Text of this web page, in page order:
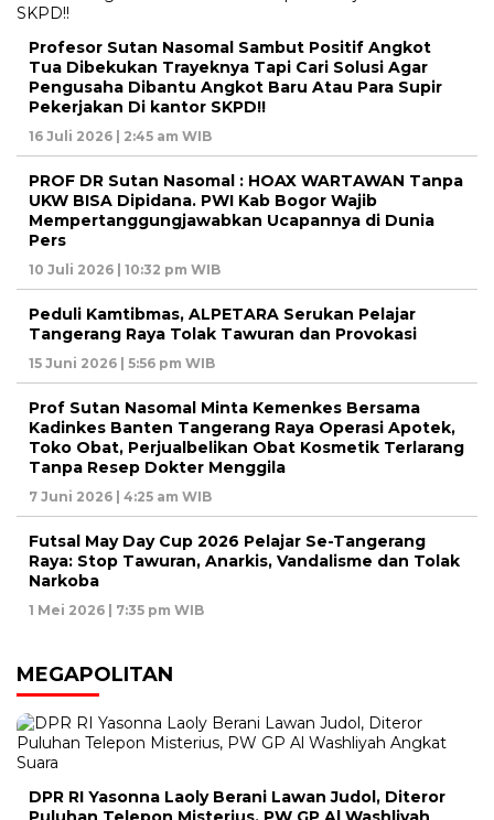
Profesor Sutan Nasomal Sambut Positif Angkot
Tua Dibekukan Trayeknya Tapi Cari Solusi Agar
Pengusaha Dibantu Angkot Baru Atau Para Supir
Pekerjakan Di kantor SKPD!!
16 Juli 2026 | 2:45 am WIB
PROF DR Sutan Nasomal : HOAX WARTAWAN Tanpa
UKW BISA Dipidana. PWI Kab Bogor Wajib
Mempertanggungjawabkan Ucapannya di Dunia
Pers
10 Juli 2026 | 10:32 pm WIB
Peduli Kamtibmas, ALPETARA Serukan Pelajar
Tangerang Raya Tolak Tawuran dan Provokasi
15 Juni 2026 | 5:56 pm WIB
Prof Sutan Nasomal Minta Kemenkes Bersama
Kadinkes Banten Tangerang Raya Operasi Apotek,
Toko Obat, Perjualbelikan Obat Kosmetik Terlarang
Tanpa Resep Dokter Menggila
7 Juni 2026 | 4:25 am WIB
Futsal May Day Cup 2026 Pelajar Se-Tangerang
Raya: Stop Tawuran, Anarkis, Vandalisme dan Tolak
Narkoba
1 Mei 2026 | 7:35 pm WIB
MEGAPOLITAN
DPR RI Yasonna Laoly Berani Lawan Judol, Diteror